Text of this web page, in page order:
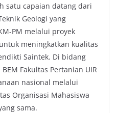
satu capaian datang dari
Geologi yang
PM melalui proyek
meningkatkan kualitas
Saintek. Di bidang
Fakultas Pertanian UIR
nasional melalui
Organisasi Mahasiswa
sama.